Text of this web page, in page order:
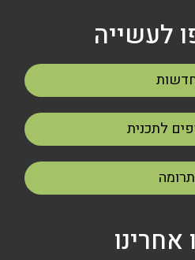
לעשייה
לתכנית
תרומה
אחרינו